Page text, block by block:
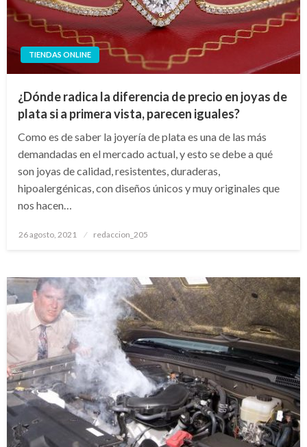
TIENDAS ONLINE
¿Dónde radica la diferencia de precio en joyas de
plata si a primera vista, parecen iguales?
Como es de saber la joyería de plata es una de las más
demandadas en el mercado actual, y esto se debe a qué
son joyas de calidad, resistentes, duraderas,
hipoalergénicas, con diseños únicos y muy originales que
nos hacen…
Publicado
26 agosto, 2021 redaccion_205